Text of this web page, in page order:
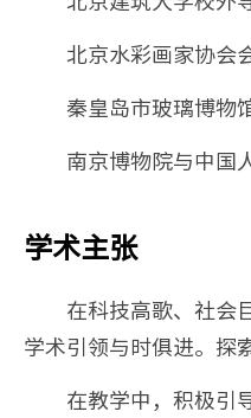
北京水彩画家协会
秦皇岛市玻璃博物
南京博物院与中国
学术主张
在科技高歌、社会
学术引领与时俱进。探
在教学中，积极引